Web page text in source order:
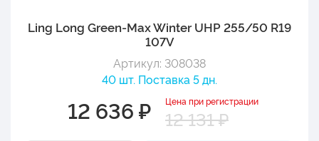
Ling Long Green-Max Winter UHP 255/50 R19
107V
Артикул: 308038
40 шт. Поставка 5 дн.
12 636 ₽ Цена при регистрации
12 131 ₽